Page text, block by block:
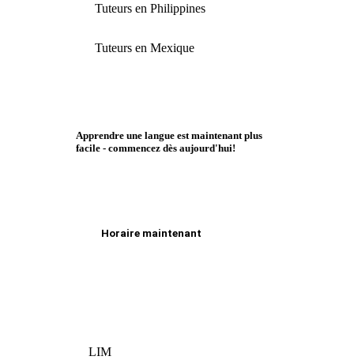
Tuteurs en Philippines
Tuteurs en Mexique
Apprendre une langue est maintenant plus
facile - commencez dès aujourd'hui!
Horaire maintenant
LIM